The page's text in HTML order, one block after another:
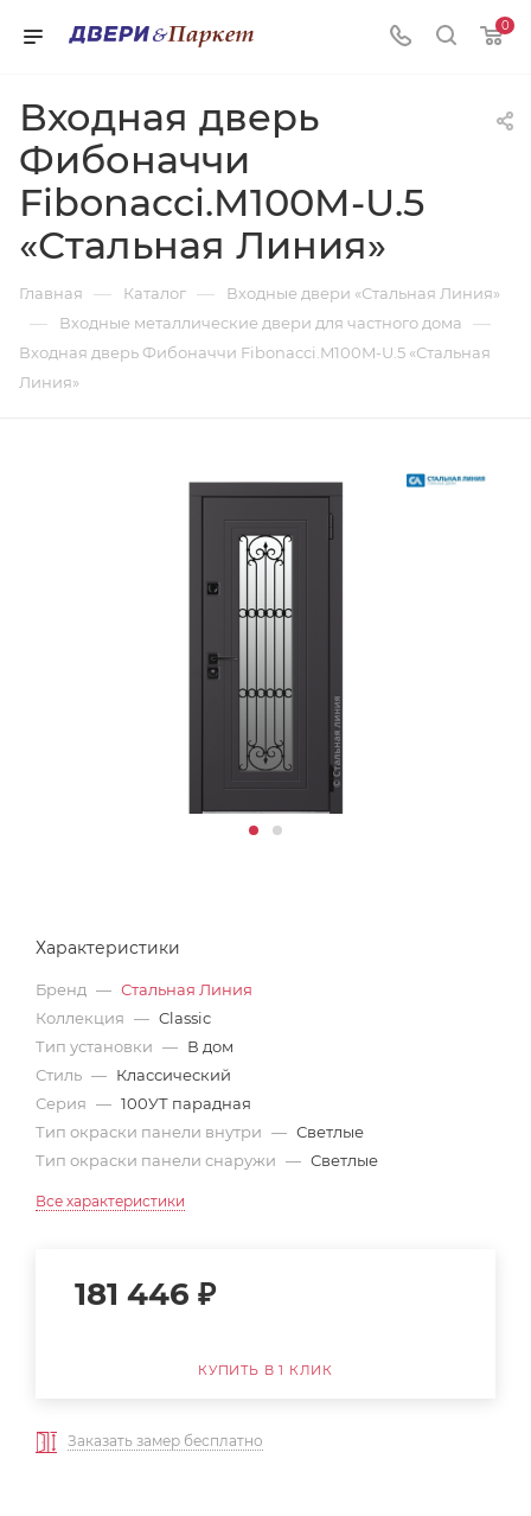
0
Входная дверь
Фибоначчи
Fibonacci.M100M-U.5
«Стальная Линия»
Главная — Каталог — Входные двери «Стальная Линия»
— Входные металлические двери для частного дома —
Входная дверь Фибоначчи Fibonacci.M100M-U.5 «Стальная
Линия»
Характеристики
Бренд — Стальная Линия
Коллекция — Classic
Тип установки — В дом
Стиль — Классический
Серия — 100УТ парадная
Тип окраски панели внутри — Светлые
Тип окраски панели снаружи — Светлые
Все характеристики
181 446 ₽
КУПИТЬ В 1 КЛИК
Заказать замер бесплатно